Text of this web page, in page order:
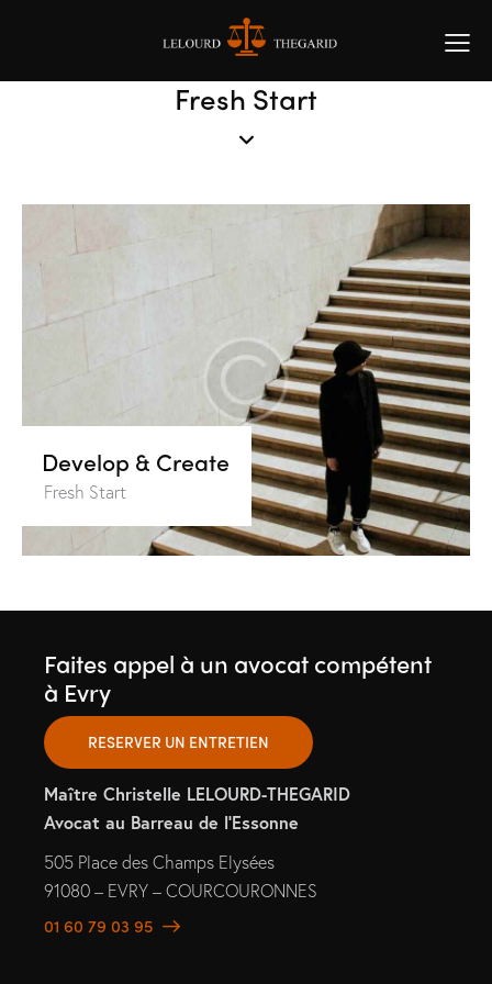
Fresh Start
Develop & Create
Fresh Start
Faites appel à un avocat compétent
à Evry
RESERVER UN ENTRETIEN
Maître Christelle LELOURD-THEGARID
Avocat au Barreau de l’Essonne
505 Place des Champs Elysées
91080 – EVRY – COURCOURONNES
01 60 79 03 95